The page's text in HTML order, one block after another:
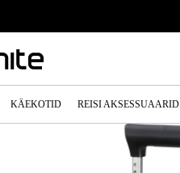
KÄEKOTID REISI AKSESSUAARID